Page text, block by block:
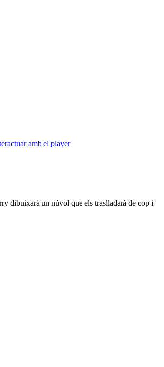
amb el player
dibuixarà un núvol que els traslladarà de cop i